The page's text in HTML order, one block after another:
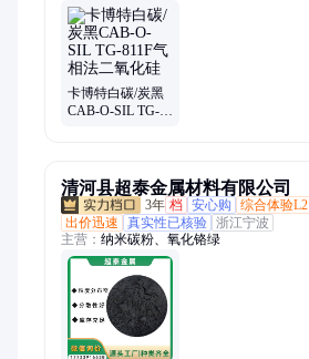
树脂、抗氧剂、杀菌防腐防霉剂、uv单体
卡博特白碳/炭黑
CAB-O-SIL TG-
清河县超泰金属材料有限公司
3年 档 安心购 综合体验L2
出价迅速
真实性已核验 浙江宁波
主营： 纳米碳粉、氧化铬绿